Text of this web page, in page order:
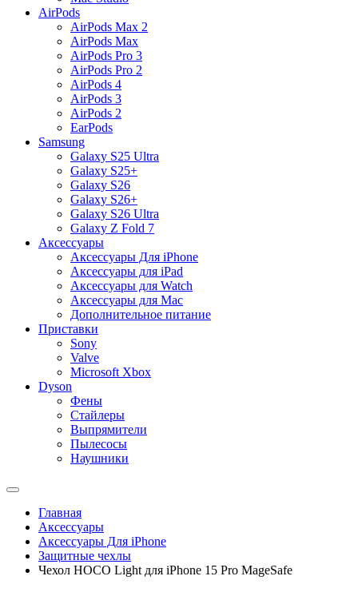
AirPods
AirPods Max 2
AirPods Max
AirPods Pro 3
AirPods Pro 2
AirPods 4
AirPods 3
AirPods 2
EarPods
Samsung
Galaxy S25 Ultra
Galaxy S25+
Galaxy S26
Galaxy S26+
Galaxy S26 Ultra
Galaxy Z Fold 7
Аксессуары
Аксессуары Для iPhone
Аксессуары для iPad
Аксессуары для Watch
Аксессуары для Mac
Дополнительное питание
Приставки
Sony
Valve
Microsoft Xbox
Dyson
Фены
Стайлеры
Выпрямители
Пылесосы
Наушники
Главная
Аксессуары
Аксессуары Для iPhone
Защитные чехлы
Чехол HOCO Light для iPhone 15 Pro MageSafe